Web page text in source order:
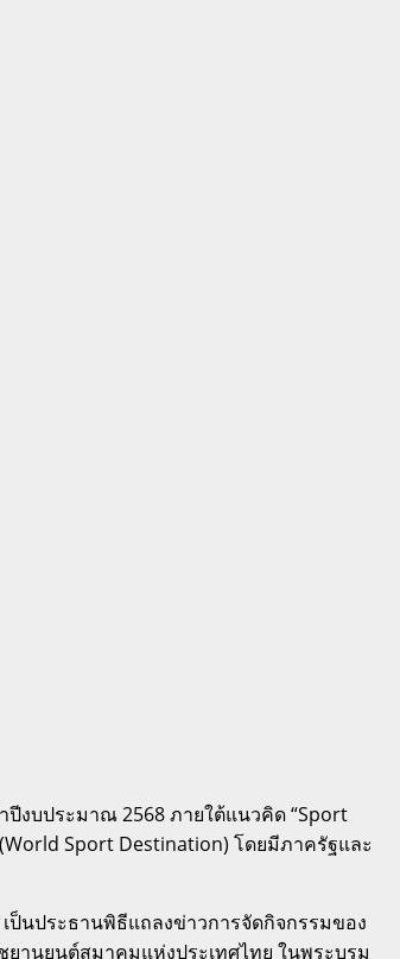
งบประมาณ 2568 ภายใต้แนวคิด “Sport
Sport Destination) โดยมีภาครัฐและ
ป็นประธานพิธีแถลงข่าวการจัดกิจกรรมของ
านยนต์สมาคมแห่งประเทศไทย ในพระบรม